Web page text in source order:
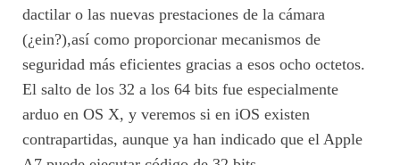
dactilar o las nuevas prestaciones de la cámara
(¿ein?),así como proporcionar mecanismos de
seguridad más eficientes gracias a esos ocho octetos.
El salto de los 32 a los 64 bits fue especialmente
arduo en OS X, y veremos si en iOS existen
contrapartidas, aunque ya han indicado que el Apple